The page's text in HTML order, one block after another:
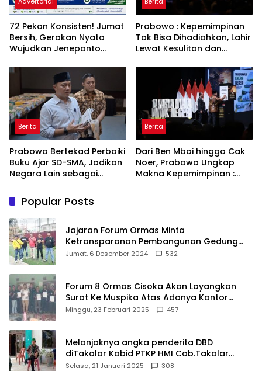
72 Pekan Konsisten! Jumat
Bersih, Gerakan Nyata
Wujudkan Jeneponto
ASRI
Prabowo : Kepemimpinan
Tak Bisa Dihadiahkan, Lahir
Lewat Kesulitan dan
Berita
Prabowo Bertekad Perbaiki
Buku Ajar SD-SMA, Jadikan
Negara Lain sebagai
Berita
Dari Ben Mboi hingga Cak
Noer, Prabowo Ungkap
Makna Kepemimpinan :
Popular Posts
Jajaran Forum Ormas Minta
Ketransparanan Pembangunan Gedung
Damkar Di Kecamatan Cisoka
Jumat, 6 Desember 2024 532
Forum 8 Ormas Cisoka Akan Layangkan
Surat Ke Muspika Atas Adanya Kantor
Matel di Cisoka
Minggu, 23 Februari 2025 457
Melonjaknya angka penderita DBD
diTakalar Kabid PTKP HMI Cab.Takalar
angkat bicara
Selasa, 21 Januari 2025 308